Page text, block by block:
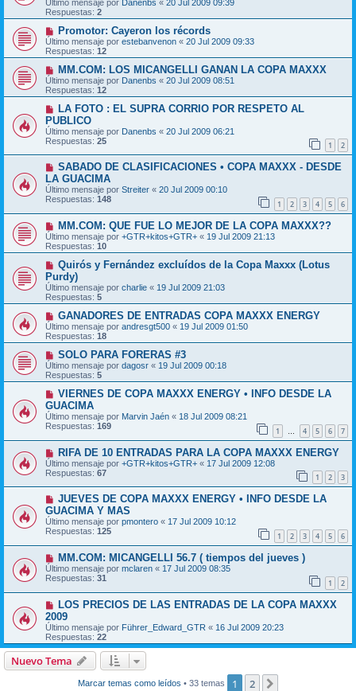
Último mensaje por Danenbs « 20 Jul 2009 09:39
Respuestas: 2
Promotor: Cayeron los récords
Último mensaje por estebanvenon « 20 Jul 2009 09:33
Respuestas: 12
MM.COM: LOS MICANGELLI GANAN LA COPA MAXXX
Último mensaje por Danenbs « 20 Jul 2009 08:51
Respuestas: 12
LA FOTO : EL SUPRA CORRIO POR RESPETO AL
PUBLICO
Último mensaje por Danenbs « 20 Jul 2009 06:21
Respuestas: 25 1 2
SABADO DE CLASIFICACIONES • COPA MAXXX - DESDE
LA GUACIMA
Último mensaje por Streiter « 20 Jul 2009 00:10
Respuestas: 148 1 2 3 4 5 6
MM.COM: QUE FUE LO MEJOR DE LA COPA MAXXX??
Último mensaje por +GTR+kitos+GTR+ « 19 Jul 2009 21:13
Respuestas: 10
Quirós y Fernández excluídos de la Copa Maxxx (Lotus
Purdy)
Último mensaje por charlie « 19 Jul 2009 21:03
Respuestas: 5
GANADORES DE ENTRADAS COPA MAXXX ENERGY
Último mensaje por andresgt500 « 19 Jul 2009 01:50
Respuestas: 18
SOLO PARA FORERAS #3
Último mensaje por dagosr « 19 Jul 2009 00:18
Respuestas: 5
VIERNES DE COPA MAXXX ENERGY • INFO DESDE LA
GUACIMA
Último mensaje por Marvin Jaén « 18 Jul 2009 08:21
Respuestas: 169 1 … 4 5 6 7
RIFA DE 10 ENTRADAS PARA LA COPA MAXXX ENERGY
Último mensaje por +GTR+kitos+GTR+ « 17 Jul 2009 12:08
Respuestas: 67 1 2 3
JUEVES DE COPA MAXXX ENERGY • INFO DESDE LA
GUACIMA Y MAS
Último mensaje por pmontero « 17 Jul 2009 10:12
Respuestas: 125 1 2 3 4 5 6
MM.COM: MICANGELLI 56.7 ( tiempos del jueves )
Último mensaje por mclaren « 17 Jul 2009 08:35
Respuestas: 31 1 2
LOS PRECIOS DE LAS ENTRADAS DE LA COPA MAXXX
2009
Último mensaje por Führer_Edward_GTR « 16 Jul 2009 20:23
Respuestas: 22
Nuevo Tema
Marcar temas como leídos • 33 temas 1 2